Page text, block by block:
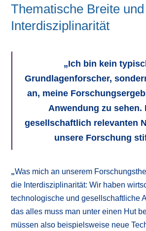
Thematische Breite und
Interdisziplinarität
„Ich bin kein
Grundlagenforscher,
an, meine
Anwendung zu sehen.
gesellschaftlich relevanten
unsere Forschung
„Was mich an unserem
die Interdisziplinarität: Wir haben
technologische und gesellschaftliche
das alles muss man unter einen Hut
müssen also beispielsweise neue